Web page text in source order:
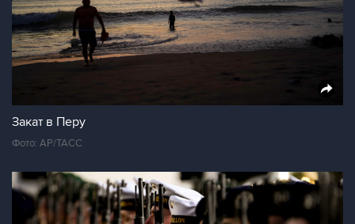
Закат в Перу
Фото: AP/ТАСС